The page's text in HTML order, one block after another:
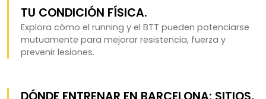
TU CONDICIÓN FÍSICA.
Explora cómo el running y el BTT pueden potenciarse
mutuamente para mejorar resistencia, fuerza y
prevenir lesiones.